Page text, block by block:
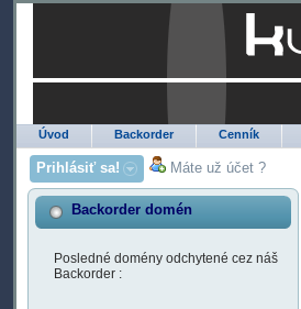
Úvod Backorder Cenník
Prihlásiť sa! Máte už účet ?
Backorder domén
Posledné domény odchytené cez náš
Backorder :